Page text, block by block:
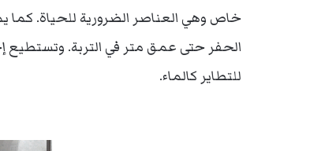
الحفر حتى عمق متر في التربة. وتستطيع
للتطاير كالماء.